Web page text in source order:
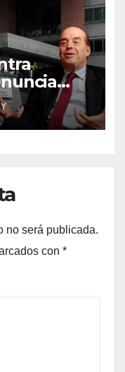
contra
no será publicada.
con *